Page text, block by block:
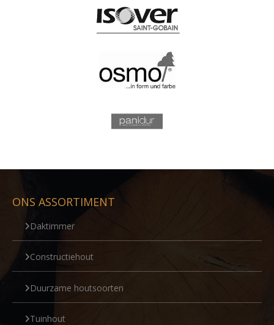
ONS ASSORTIMENT
Daktimmer
Constructiehout
Duurzame houtsoorten
Tuinhout